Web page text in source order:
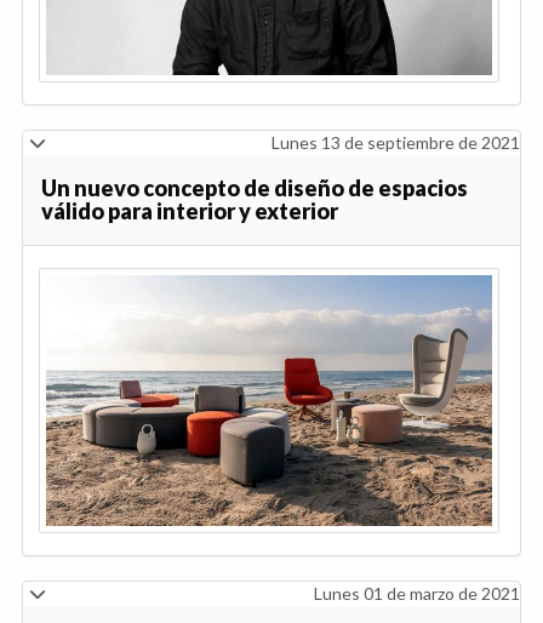
Lunes 13 de septiembre de 2021
Un nuevo concepto de diseño de espacios
válido para interior y exterior
Lunes 01 de marzo de 2021